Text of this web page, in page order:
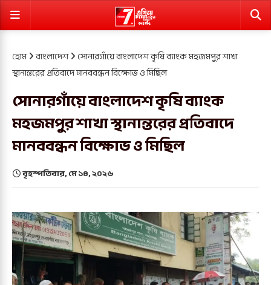
হোম বাংলাদেশ সোনারগাঁয়ে বাংলাদেশ কৃষি ব্যাংক মহজমপুর শাখা
স্থানান্তরের প্রতিবাদে মানববন্ধন বিক্ষোভ ও মিছিল
সোনারগাঁয়ে বাংলাদেশ কৃষি ব্যাংক
মহজমপুর শাখা স্থানান্তরের প্রতিবাদে
মানববন্ধন বিক্ষোভ ও মিছিল
বৃহস্পতিবার, মে ১৪, ২০২৬